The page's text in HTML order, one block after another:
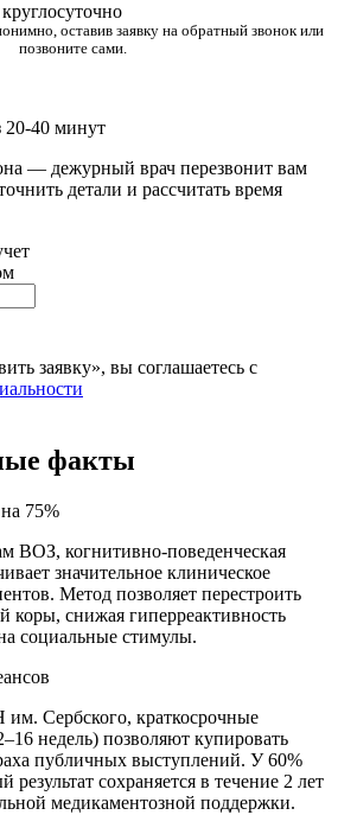
оставив заявку на обратный звонок или
позвоните сами.
20-40 минут
— дежурный врач перезвонит вам
детали и рассчитать время
заявку», вы соглашаетесь с
факты
75%
ВОЗ, когнитивно-поведенческая
значительное клиническое
Метод позволяет перестроить
коры, снижая гиперреактивность
социальные стимулы.
Сербского, краткосрочные
недель) позволяют купировать
публичных выступлений. У 60%
результат сохраняется в течение 2 лет
медикаментозной поддержки.